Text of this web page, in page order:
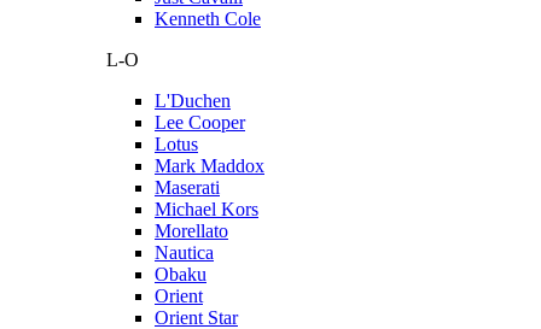
Kenneth Cole
L-O
L'Duchen
Lee Cooper
Lotus
Mark Maddox
Maserati
Michael Kors
Morellato
Nautica
Obaku
Orient
Orient Star